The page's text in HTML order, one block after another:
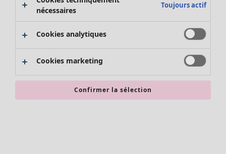
Promos SOLDES
Les promos de Gudrun Sjödén
Nouvel arrivage
Bonnes affaires en soldes - jusqu'à -70
nécessaires
Toujours actif
Cookies analytiques
Cookies marketing
Confirmer la sélection